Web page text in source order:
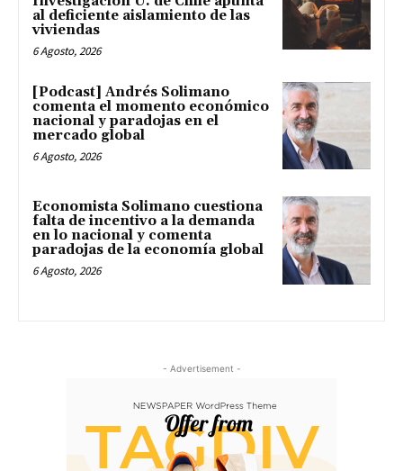
al deficiente aislamiento de las
viviendas
6 Agosto, 2026
[Podcast] Andrés Solimano
comenta el momento económico
nacional y paradojas en el
mercado global
6 Agosto, 2026
Economista Solimano cuestiona
falta de incentivo a la demanda
en lo nacional y comenta
paradojas de la economía global
6 Agosto, 2026
- Advertisement -